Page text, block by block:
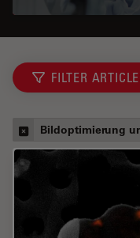
FILTER
Bildoptimierung